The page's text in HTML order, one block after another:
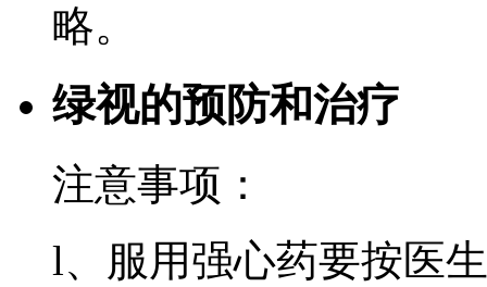
略。
绿视的预防和治疗
注意事项：
l、服用强心药要按医